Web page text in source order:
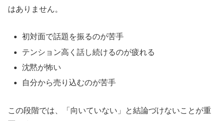
はありません。
初対面で話題を振るのが苦手
テンション高く話し続けるのが疲れる
沈黙が怖い
自分から売り込むのが苦手
この段階では、「向いていない」と結論づけないことが重